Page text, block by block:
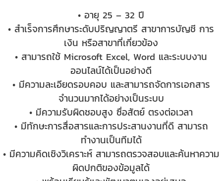
• อายุ 25 – 32 ปี
• สำเร็จการศึกษาระดับปริญญาตรี สาขาการบัญชี การ
เงิน หรือสาขาที่เกี่ยวข้อง
• สามารถใช้ Microsoft Excel, Word และระบบงาน
ออนไลน์ได้เป็นอย่างดี
• มีความละเอียดรอบคอบ และสามารถจัดการเอกสาร
จำนวนมากได้อย่างเป็นระบบ
• มีความรับผิดชอบสูง ซื่อสัตย์ ตรงต่อเวลา
• มีทักษะการสื่อสารและการประสานงานที่ดี สามารถ
ทำงานเป็นทีมได้
• มีความคิดเชิงวิเคราะห์ สามารถตรวจสอบและค้นหาความ
ผิดปกติของข้อมูลได้